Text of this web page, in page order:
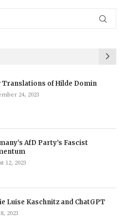
Translations of Hilde Domin
24, 2023
AfD Party’s Fascist
12, 2023
Luise Kaschnitz and ChatGPT
2023